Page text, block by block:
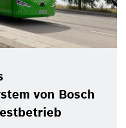
von Bosch